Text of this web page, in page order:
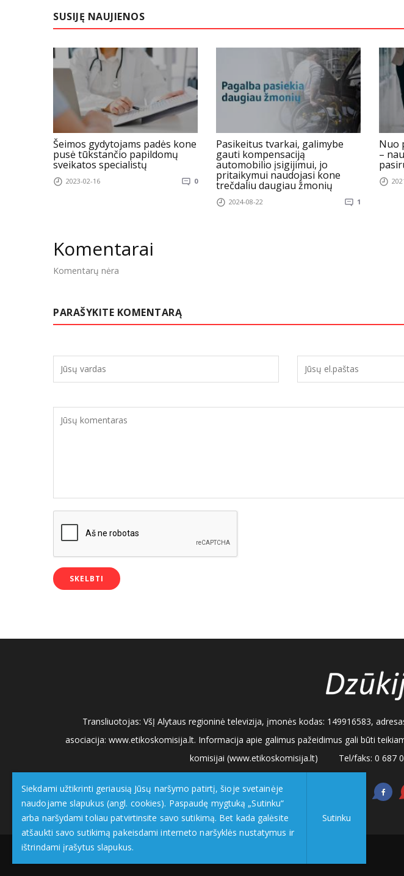
SUSIJĘ NAUJIENOS
Šeimos gydytojams padės kone
pusė tūkstančio papildomų
sveikatos specialistų
2023-02-16 0
Pasikeitus tvarkai, galimybe
gauti kompensaciją
automobilio įsigijimui, jo
pritaikymui naudojasi kone
trečdaliu daugiau žmonių
2024-08-22 1
Nuo
–
Komentarai
Komentarų nėra
PARAŠYKITE KOMENTARĄ
Transliuotojas: VšĮ Alytaus regioninė televizija, įmonės kodas: 149916583,
asociacija: www.etikoskomisija.lt. Informacija apie galimus pažeidimus gali būti
komisijai (www.etikoskomisija.lt)
Tel/faks: 0 687
DzukijosTV.lt | © 2026 Visos teisės saugomos |
Siekdami užtikrinti geriausią Jūsų naršymo patirtį, šioje svetainėje
naudojame slapukus (angl. cookies). Paspaudę mygtuką „Sutinku“
arba naršydami toliau patvirtinsite savo sutikimą. Bet kada galėsite
atšaukti savo sutikimą pakeisdami interneto naršyklės nustatymus ir
ištrindami įrašytus slapukus.
Sutinku